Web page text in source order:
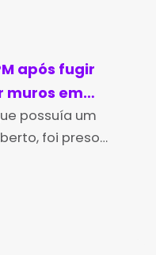
após fugir
muros em
possuía um
foi preso